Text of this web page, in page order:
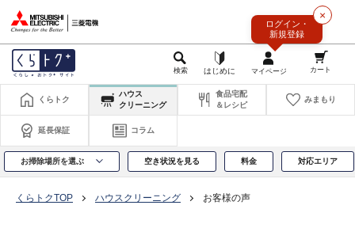
×
ログイン・
新規登録
くらトク
ハウス
クリーニング
食品宅配
＆レシピ
みまもり
延長保証 コラム
お掃除場所を選ぶ 空き状況を見る 料金 対応エリア
くらトクTOP ハウスクリーニング お客様の声